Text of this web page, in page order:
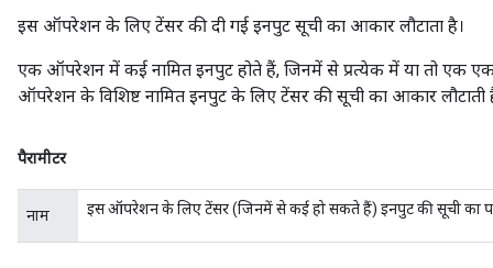
इस ऑपरेशन के लिए टेंसर की दी गई इनपुट सूची का आकार लौटाता है।
एक ऑपरेशन में कई नामित इनपुट होते हैं, जिनमें से प्रत्येक में या तो एक
ऑपरेशन के विशिष्ट नामित इनपुट के लिए टेंसर की सूची का आकार लौटाती
पैरामीटर
नाम इस ऑपरेशन के लिए टेंसर (जिनमें से कई हो सकते हैं) इनपुट की सूची का